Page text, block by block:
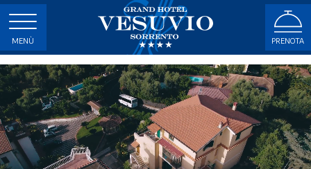
MENÙ PRENOTA